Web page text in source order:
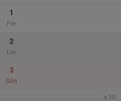
1
Fre
2
Lör
3
Sön
v.10